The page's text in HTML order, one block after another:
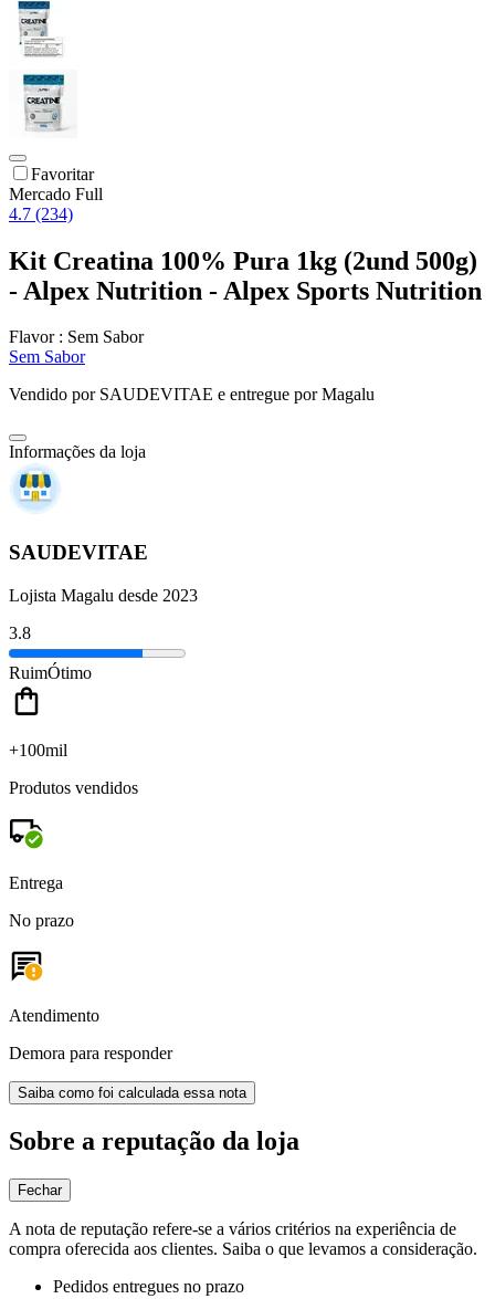
Favoritar
Mercado Full
4.7 (234)
Kit Creatina 100% Pura 1kg (2und 500g)
- Alpex Nutrition - Alpex Sports Nutrition
Flavor : Sem Sabor
Sem Sabor
Vendido por SAUDEVITAE e entregue por Magalu
Informações da loja
SAUDEVITAE
Lojista Magalu desde 2023
3.8
RuimÓtimo
+100mil
Produtos vendidos
Entrega
No prazo
Atendimento
Demora para responder
Saiba como foi calculada essa nota
Sobre a reputação da loja
Fechar
A nota de reputação refere-se a vários critérios na experiência de
compra oferecida aos clientes. Saiba o que levamos a consideração.
Pedidos entregues no prazo